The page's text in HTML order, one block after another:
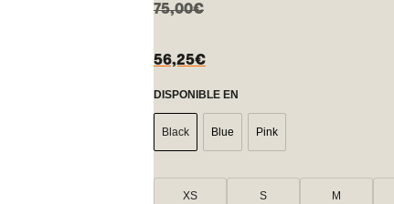
75,00€
56,25€
DISPONIBLE EN
Black Blue Pink
XS S M